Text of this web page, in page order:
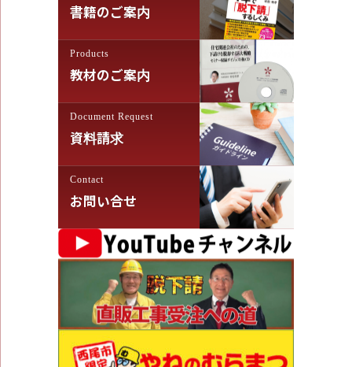
書籍のご案内
Products
教材のご案内
Document Request
資料請求
Contact
お問い合せ